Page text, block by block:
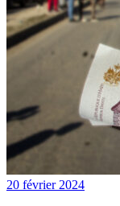
20 février 2024